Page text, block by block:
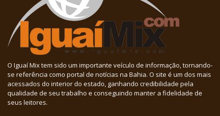
O Iguaí Mix tem sido um importante veículo de informação, tornando-
se referência como portal de notícias na Bahia. O site é um dos mais
acessados do interior do estado, ganhando credibilidade pela
qualidade de seu trabalho e conseguindo manter a fidelidade de
seus leitores.